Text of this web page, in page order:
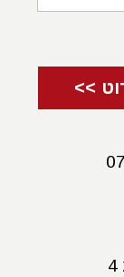
>>
מתחם מיקסר, דולב 4